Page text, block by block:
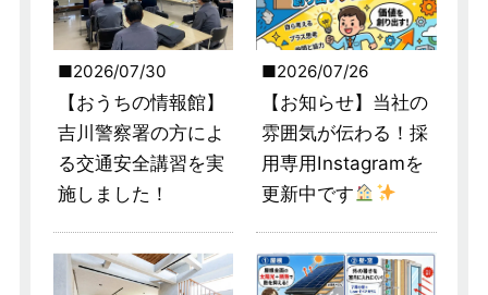
2026/07/30
【おうちの情報館】
吉川警察署の方によ
る交通安全講習を実
施しました！
2026/07/26
【お知らせ】当社の
雰囲気が伝わる！採
用専用Instagramを
更新中です